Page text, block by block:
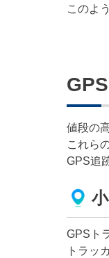
このよ
値段の
これら
GPS追
GPSト
トラッ